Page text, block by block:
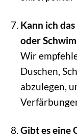
Kann ich
oder
Wir
Duschen,
abzulegen,
Gibt es eine